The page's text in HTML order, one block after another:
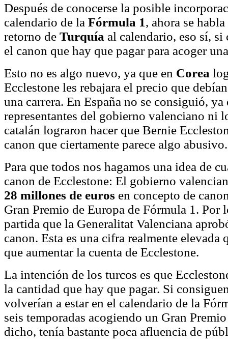
Después de conocerse la posible
calendario de la Fórmula 1, ahora se
retorno de Turquía al calendario, eso sí, si
el canon que hay que pagar para acoger
Esto no es algo nuevo, ya que en Corea
Ecclestone les rebajara el precio que
una carrera. En España no se consiguió,
representantes del gobierno valenciano ni
catalán lograron hacer que Bernie
canon que ciertamente parece algo abusivo.
Para que todos nos hagamos una idea de
canon de Ecclestone: El gobierno
28 millones de euros en concepto de
Gran Premio de Europa de Fórmula 1. Por
partida que la Generalitat Valenciana
canon. Esta es una cifra realmente elevada
que aumentar la cuenta de Ecclestone.
La intención de los turcos es que
la cantidad que hay que pagar. Si
volverían a estar en el calendario de la
seis temporadas acogiendo un Gran
dicho, tenía bastante poca afluencia de